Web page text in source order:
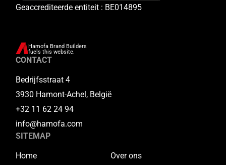
Geaccrediteerde entiteit : BE014895
Hamofa Brand Builders
fuels this website.
CONTACT
Bedrijfsstraat 4
3930 Hamont-Achel, België
+32 11 62 24 94
info@hamofa.com
SITEMAP
Home
Over ons